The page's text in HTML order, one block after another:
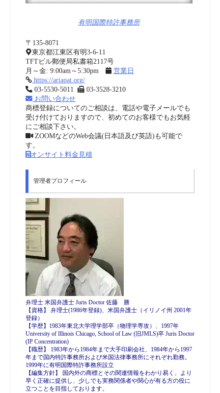
有明国際特許事務所
〒135-8071
東京都江東区有明3-6-11
TFTビル郵便局私書箱2117号
月～金: 9:00am～5:30pm
営業日
https://ariapat.org/
03-5530-5011
03-3528-3210
お問い合わせ
商標登録についてのご相談は、電話や電子メールでも
受け付けておりますので、初めてのお客様でもお気軽
にご相談下さい。
ZOOMなどのWeb会議(日本語及び英語)も可能で
す。
オンサイト料金見積
管理者プロフィール
弁理士 米国弁護士 Juris Doctor 佐藤 勝
【資格】 弁理士(1986年登録)、米国弁護士（イリノイ州 2001年
登録）
【学歴】1983年東北大学理学部卒（物理学専攻）、1997年
University of Illinois Chicago, School of Law (旧JMLS)卒 Juris Doctor
(IP Concentration)
【職歴】 1983年から1984年まで大手印刷会社、1984年から1997
年まで国内特許事務所および米国法律事務所にそれぞれ勤務。
1999年に有明国際特許事務所設立
【編集方針】 国内外の商標とその関連情報をわかり易く、より
早く正確に提供し、少しでも実務関係者や関心が有る方の役に
立つことを目指しております。